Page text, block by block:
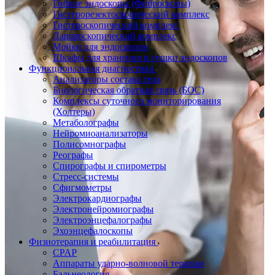
Гибкие эндоскопы (Фиброcкопы)
Гистерорезектоскопический комплекс
Гистероскопический комплекс
Лапароскопический комплекс
Мойки для эндоскопов
Шкафы для хранения и сушки эндоскопов
Функциональная диагностика
Анализаторы состава тела
Биологическая обратная связь (БОС)
Комплексы суточного мониторирования
(Холтеры)
Метаболографы
Нейромиоанализаторы
Полисомнографы
Реографы
Спирографы и спирометры
Стресс-системы
Сфигмометры
Электрокардиографы
Электронейромиографы
Электроэнцефалографы
Эхоэнцефалоскопы
Физиотерапия и реабилитация
CPAP
Аппараты ударно-волновой терапии